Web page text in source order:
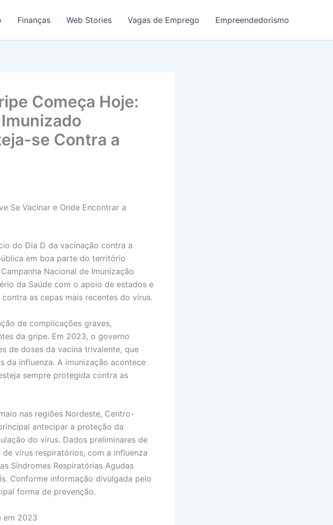
Finanças Web Stories Vagas de Emprego Empreendedorismo
Começa Hoje:
se Contra a
Se Vacinar e Onde Encontrar a
do Dia D da vacinação contra a
em boa parte do território
Nacional de Imunização
da Saúde com o apoio de estados e
as cepas mais recentes do vírus.
de complicações graves,
da gripe. Em 2023, o governo
de doses da vacina trivalente, que
da influenza. A imunização acontece
sempre protegida contra as
nas regiões Nordeste, Centro-
antecipar a proteção da
do vírus. Dados preliminares de
vírus respiratórios, com a influenza
Síndromes Respiratórias Agudas
Conforme informação divulgada pelo
forma de prevenção.
em 2023